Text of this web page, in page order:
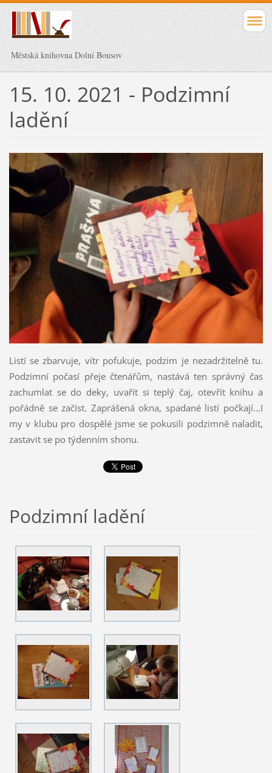
Městská knihovna Dolní Bousov
15. 10. 2021 - Podzimní
ladění
Listí se zbarvuje, vítr pofukuje, podzim je nezadržitelně tu.
Podzimní počasí přeje čtenářům, nastává ten správný čas
zachumlat se do deky, uvařit si teplý čaj, otevřít knihu a
pořádně se začíst. Zaprášená okna, spadané listí počkají...I
my v klubu pro dospělé jsme se pokusili podzimně naladit,
zastavit se po týdenním shonu.
Podzimní ladění